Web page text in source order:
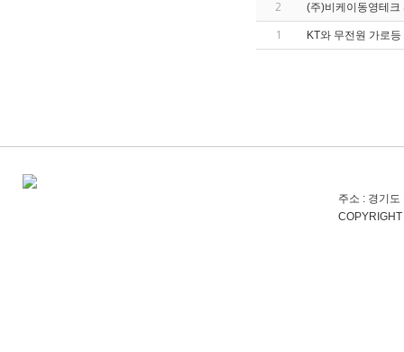
2 (주)비케이동영테
1 KT와 무전원 가로
주소 : 경기